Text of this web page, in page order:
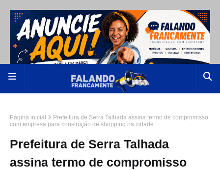
Página inicial
Prefeitura de Serra Talhada assina termo de compromisso
com empresa para construção de shopping na cidade
Prefeitura de Serra Talhada
assina termo de compromisso